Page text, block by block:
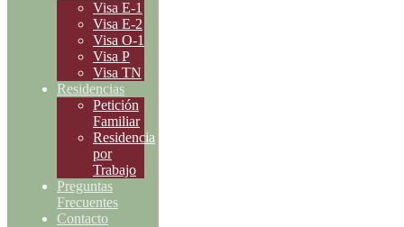
Visa E-1
Visa E-2
Visa O-1
Visa P
Visa TN
Residencias
Petición
Familiar
Residencia
por
Trabajo
Preguntas
Frecuentes
Contacto